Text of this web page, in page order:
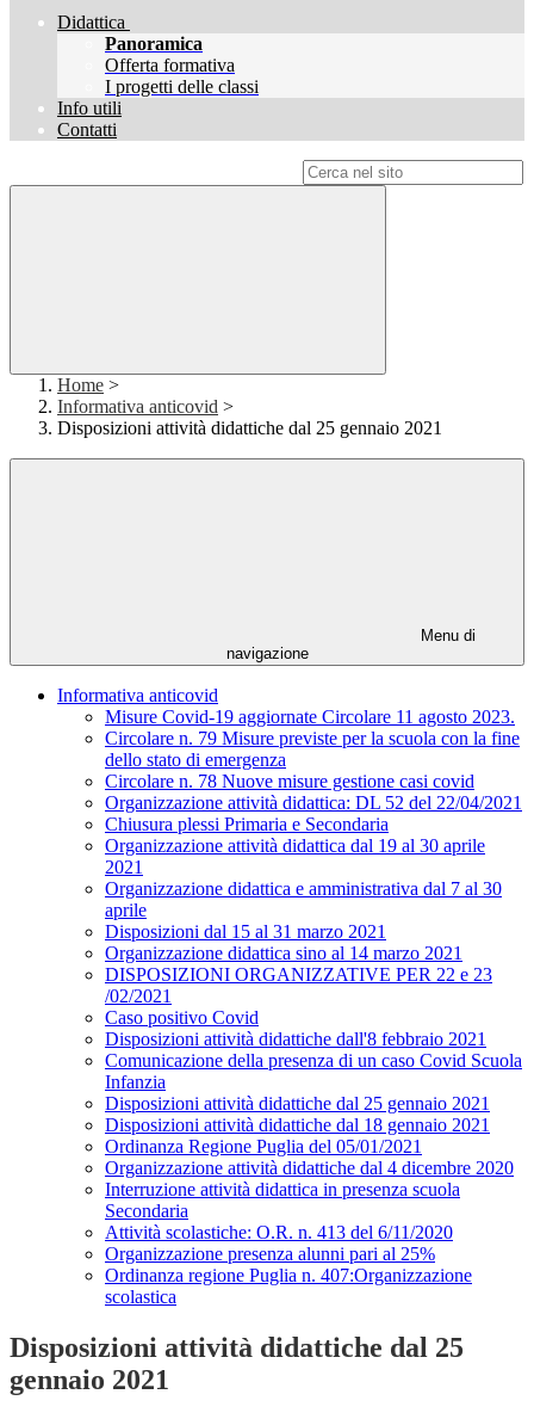
Didattica
Panoramica
Offerta formativa
I progetti delle classi
Info utili
Contatti
Home >
Informativa anticovid >
Disposizioni attività didattiche dal 25 gennaio 2021
Menu di
navigazione
Informativa anticovid
Misure Covid-19 aggiornate Circolare 11 agosto 2023.
Circolare n. 79 Misure previste per la scuola con la fine
dello stato di emergenza
Circolare n. 78 Nuove misure gestione casi covid
Organizzazione attività didattica: DL 52 del 22/04/2021
Chiusura plessi Primaria e Secondaria
Organizzazione attività didattica dal 19 al 30 aprile
2021
Organizzazione didattica e amministrativa dal 7 al 30
aprile
Disposizioni dal 15 al 31 marzo 2021
Organizzazione didattica sino al 14 marzo 2021
DISPOSIZIONI ORGANIZZATIVE PER 22 e 23
/02/2021
Caso positivo Covid
Disposizioni attività didattiche dall'8 febbraio 2021
Comunicazione della presenza di un caso Covid Scuola
Infanzia
Disposizioni attività didattiche dal 25 gennaio 2021
Disposizioni attività didattiche dal 18 gennaio 2021
Ordinanza Regione Puglia del 05/01/2021
Organizzazione attività didattiche dal 4 dicembre 2020
Interruzione attività didattica in presenza scuola
Secondaria
Attività scolastiche: O.R. n. 413 del 6/11/2020
Organizzazione presenza alunni pari al 25%
Ordinanza regione Puglia n. 407:Organizzazione
scolastica
Disposizioni attività didattiche dal 25
gennaio 2021